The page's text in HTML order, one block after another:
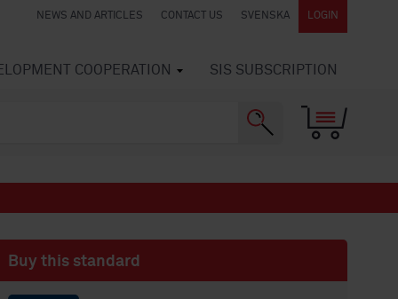
NEWS AND ARTICLES CONTACT US SVENSKA LOGIN
COOPERATION SIS SUBSCRIPTION
Buy this standard